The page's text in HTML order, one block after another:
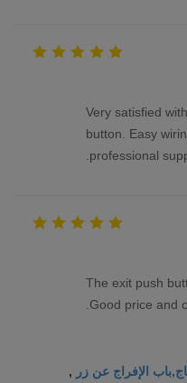
Very satisfied
button. Easy
professional
The exit push
Good price and
الإفراج عن زر ,